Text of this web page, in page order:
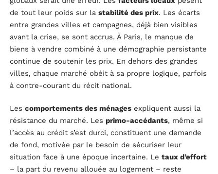
de tout leur poids sur la stabilité des prix. Les écarts
entre grandes villes et campagnes, déjà bien visibles
avant la crise, se sont accrus. À Paris, le manque de
biens à vendre combiné à une démographie persistante
continue de soutenir les prix. En dehors des grandes
villes, chaque marché obéit à sa propre logique, parfois
à contre-courant du récit national.
Les comportements des ménages expliquent aussi la
résistance du marché. Les primo-accédants, même si
l’accès au crédit s’est durci, constituent une demande
de fond, motivée par le besoin de sécuriser leur
situation face à une époque incertaine. Le taux d’effort
– la part du revenu allouée au logement – reste